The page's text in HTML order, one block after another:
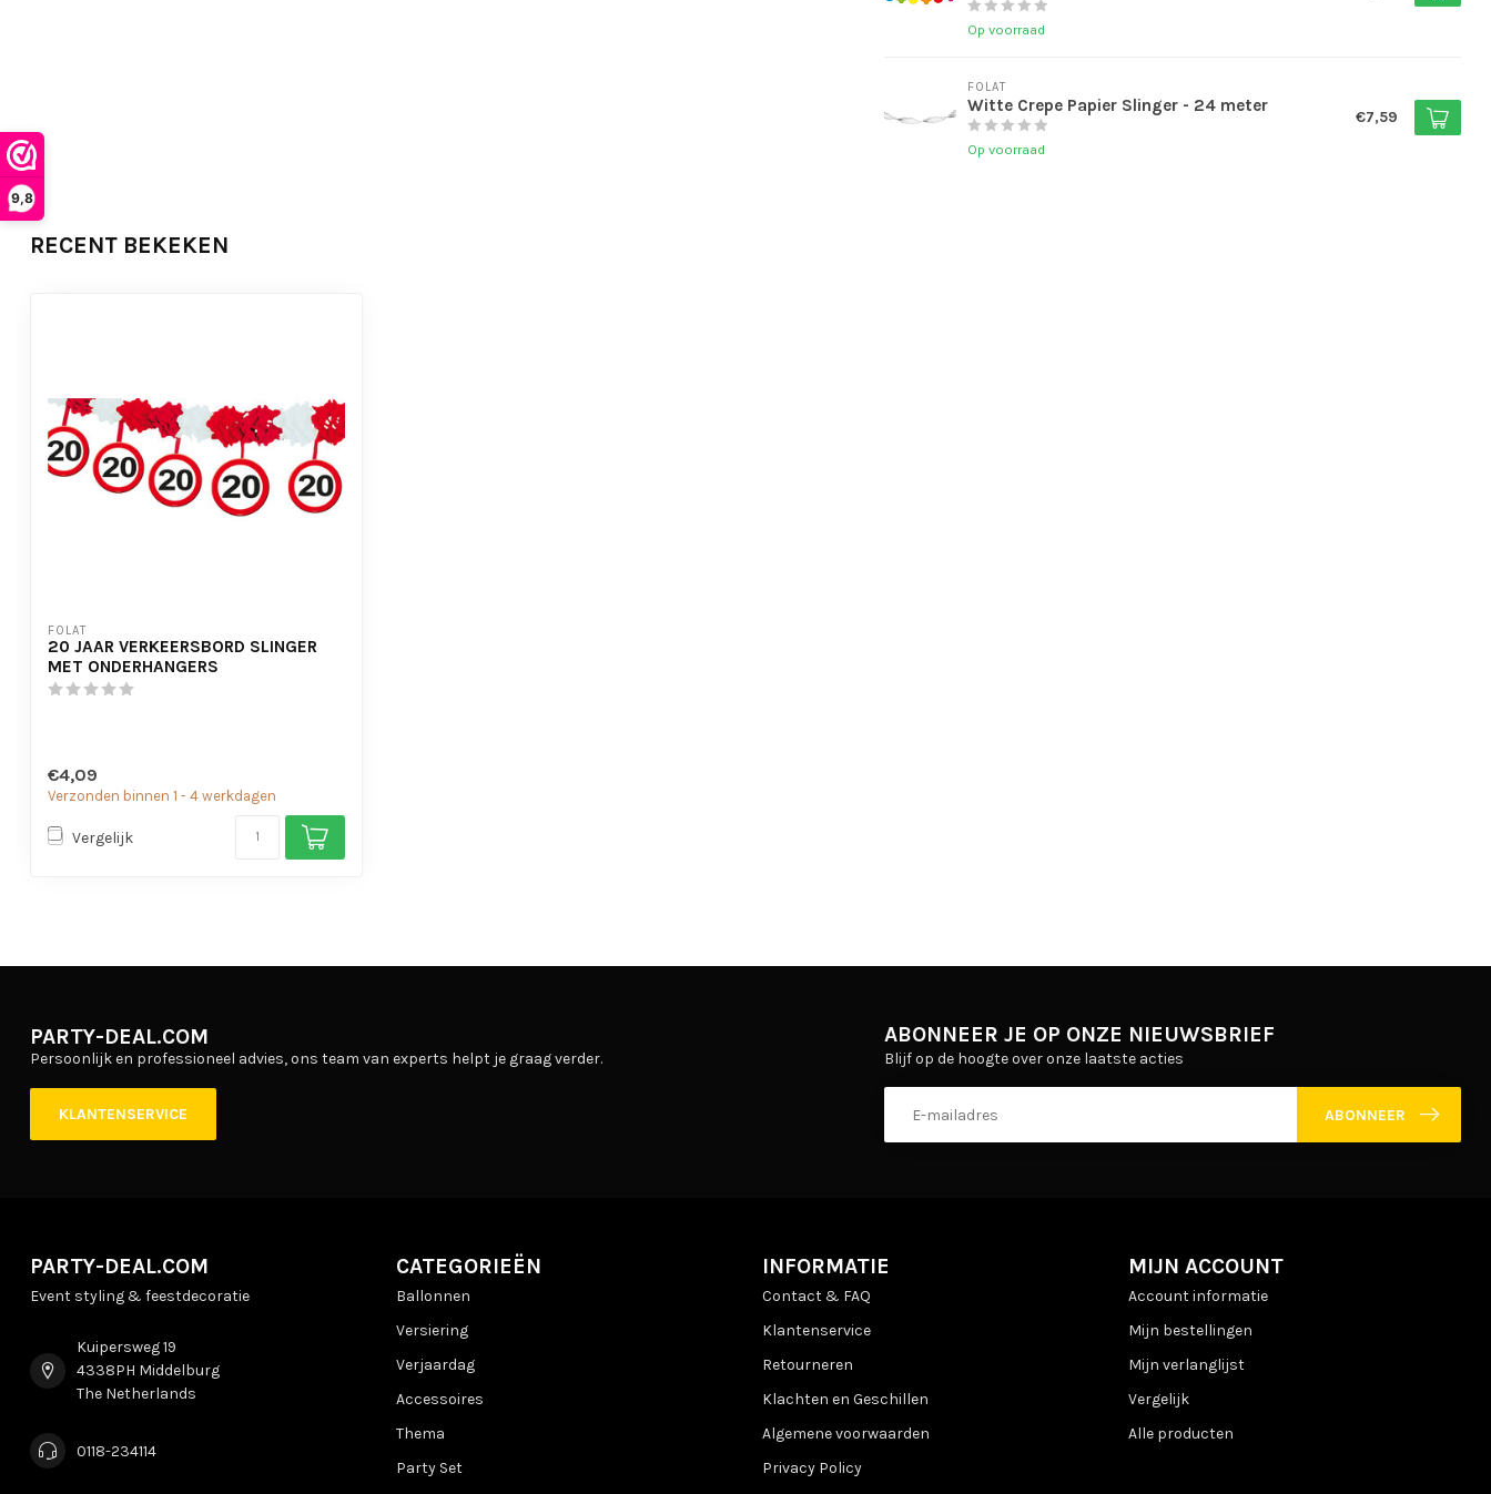
9,8
Op voorraad
FOLAT
Witte Crepe Papier Slinger - 24 meter
Op voorraad
€7,59
RECENT BEKEKEN
FOLAT
20 JAAR VERKEERSBORD SLINGER
MET ONDERHANGERS
€4,09
Verzonden binnen 1 - 4 werkdagen
Vergelijk
PARTY-DEAL.COM
Persoonlijk en professioneel advies, ons team van experts helpt je graag verder.
KLANTENSERVICE
ABONNEER JE OP ONZE NIEUWSBRIEF
Blijf op de hoogte over onze laatste acties
ABONNEER
PARTY-DEAL.COM
Event styling & feestdecoratie
Kuipersweg 19
4338PH Middelburg
The Netherlands
0118-234114
CATEGORIEËN
Ballonnen
Versiering
Verjaardag
Accessoires
Thema
Party Set
INFORMATIE
Contact & FAQ
Klantenservice
Retourneren
Klachten en Geschillen
Algemene voorwaarden
Privacy Policy
MIJN ACCOUNT
Account informatie
Mijn bestellingen
Mijn verlanglijst
Vergelijk
Alle producten